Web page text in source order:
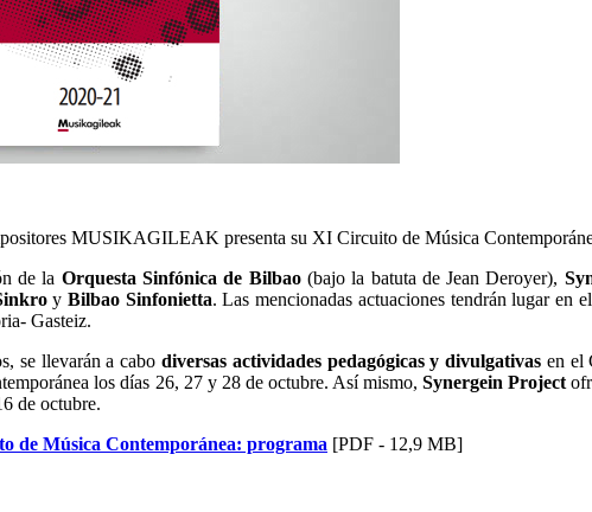
MUSIKAGILEAK presenta su XI Circuito de Música
de la Orquesta Sinfónica de Bilbao(bajo la batuta de Jean Deroyer),
yBilbao Sinfonietta. Las mencionadas actuaciones tendrán lugar
Gasteiz.
se llevarán a cabo diversas actividades pedagógicas y divulgativas en el
los días 26, 27 y 28 de octubre. Así mismo,Synergein Project
de octubre.
de Música Contemporánea: programa [PDF - 12,9 MB]